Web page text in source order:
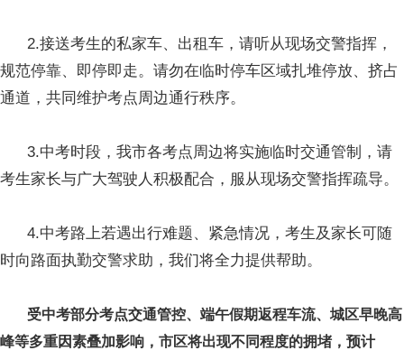
2.接送考生的私家车、出租车，请听从现场交警指挥，
规范停靠、即停即走。请勿在临时停车区域扎堆停放、挤占
通道，共同维护考点周边通行秩序。
3.中考时段，我市各考点周边将实施临时交通管制，请
考生家长与广大驾驶人积极配合，服从现场交警指挥疏导。
4.中考路上若遇出行难题、紧急情况，考生及家长可随
时向路面执勤交警求助，我们将全力提供帮助。
受中考部分考点交通管控、端午假期返程车流、城区早晚高
峰等多重因素叠加影响，市区将出现不同程度的拥堵，预计